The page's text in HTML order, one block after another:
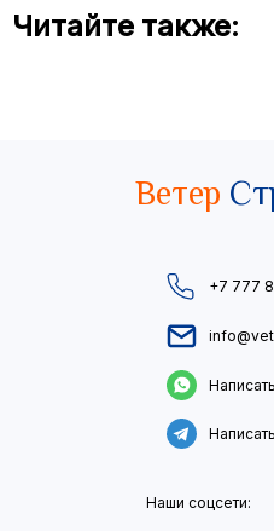
Читайте также:
Ветер
+7 777
Наши соцсети: